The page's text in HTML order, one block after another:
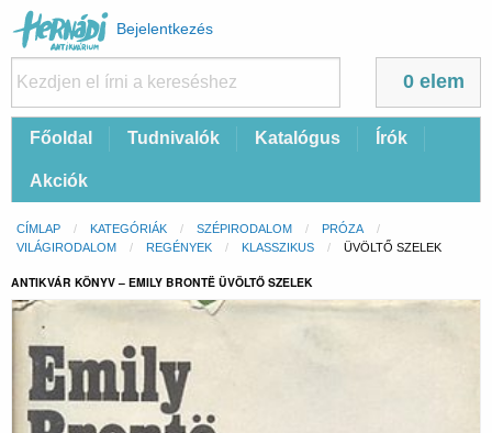
Felhasználói
fiók
menüje
Bejelentkezés
0 elem
FőFőoldal Tudnivalók Katalógus Írók
Akciók
Morzsa
CÍMLAP KATEGÓRIÁK SZÉPIRODALOM
PRÓZA
VILÁGIRODALOM
REGÉNYEK KLASSZIKUS CURRENT:
ÜVÖLTŐ SZELEK
ANTIKVÁR KÖNYV – EMILY BRONTË ÜVÖLTŐ SZELEK